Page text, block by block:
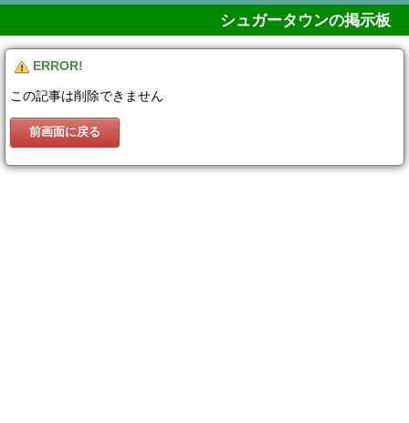
シュガータウンの掲示板
ERROR!
この記事は削除できません
前画面に戻る